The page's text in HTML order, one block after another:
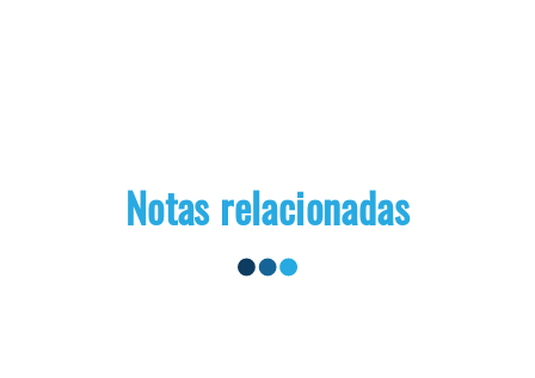
Notas relacionadas